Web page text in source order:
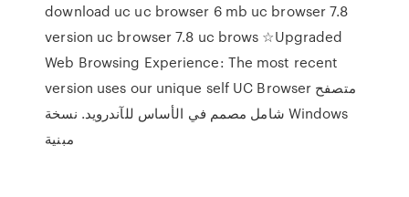
download uc uc browser 6 mb uc browser 7.8
version uc browser 7.8 uc brows ☆Upgraded
Web Browsing Experience: The most recent
version uses our unique self UC Browser متصفح
شامل مصمم في الأساس للآندرويد. نسخة Windows